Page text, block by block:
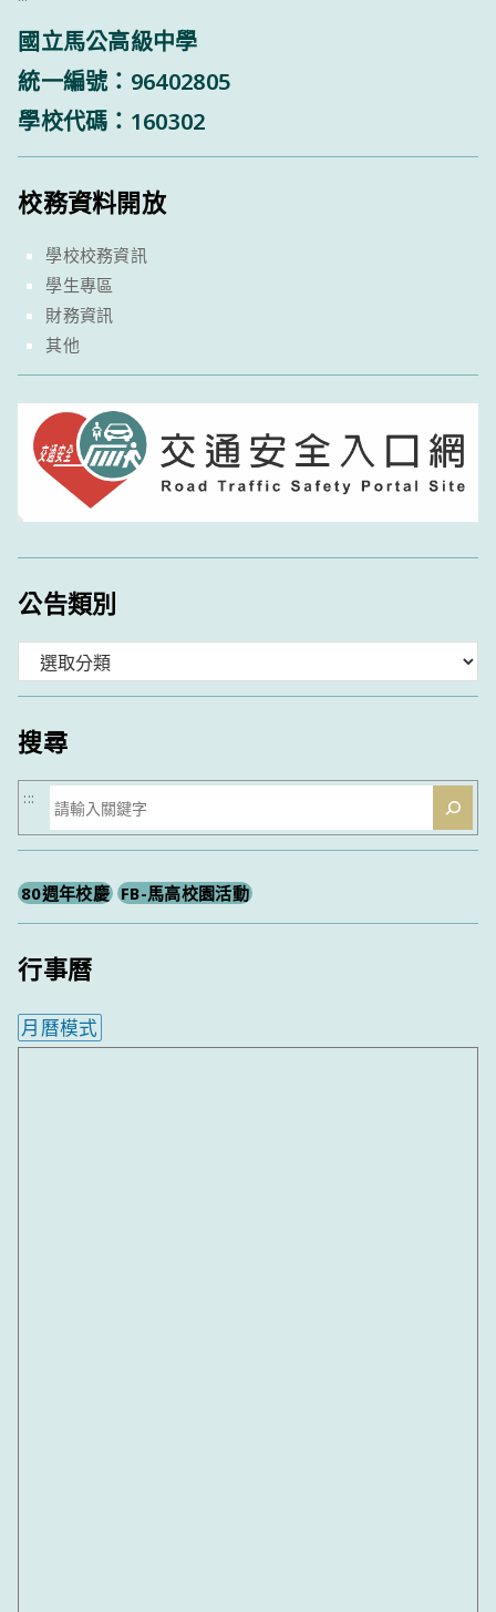
國立馬公高級中學
統一編號：96402805
學校代碼：160302
校務資料開放
學校校務資訊
學生專區
財務資訊
其他
公告類別
類
搜尋
搜
尋
:::
80週年校慶 FB-馬高校園活動
行事曆
月曆模式